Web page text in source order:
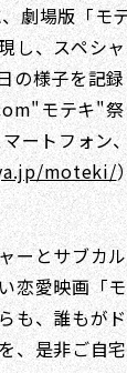
劇場版「モ
し、スペシ
の様子を記
モテキ"
ートフォン
moteki/
ーとサブカ
恋愛映画「
も、誰もが
、是非ご自